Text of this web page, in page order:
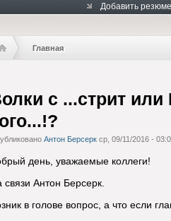
Добавить резюме
Главная
с ...стрит
Антон Берсеркср, 09/11/2016 -
день, уважаемые коллеги!
связи Антон Берсерк.
в голове вопрос, а что если